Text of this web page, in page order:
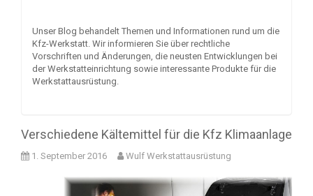
Unser Blog behandelt Themen und Informationen rund um die
Kfz-Werkstatt. Wir informieren Sie über rechtliche
Vorschriften und Änderungen, die neusten Entwicklungen bei
der Werkstatteinrichtung sowie interessante Produkte für die
Werkstattausrüstung.
Verschiedene Kältemittel für die Kfz Klimaanlage
1. September 2016 Wulf Werkstattausrüstung